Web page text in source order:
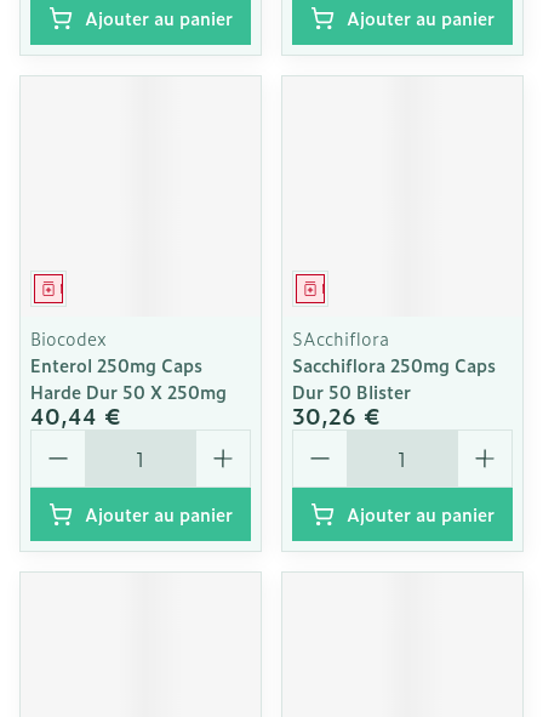
Ajouter au panier Ajouter au panier
Médicament
Biocodex
Enterol 250mg Caps
Harde Dur 50 X 250mg
40,44 €
Quantité
Ajouter au panier
Médicament
SAcchiflora
Sacchiflora 250mg Caps
Dur 50 Blister
30,26 €
Quantité
Ajouter au panier